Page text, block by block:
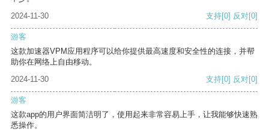
2024-11-30
支持[0] 反对[0]
游客
这款加速器VPM应用程序可以给你提供最高速度和安全性的连接，并帮
助你在网络上自由移动。
2024-11-30
支持[0] 反对[0]
游客
这款app的用户界面简洁明了，使用起来非常容易上手，让我能够快速熟
悉操作。